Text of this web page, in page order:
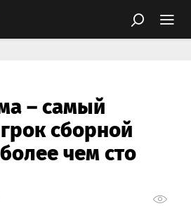
– самый
сборной
чем сто